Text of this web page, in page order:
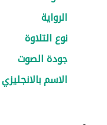
الرواية
نوع التلاوة
جودة الصوت
الاسم بالانجليزي